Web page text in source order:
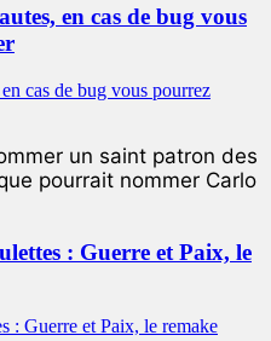
en cas de bug vous
un saint patron des
pourrait nommer Carlo
: Guerre et Paix, le